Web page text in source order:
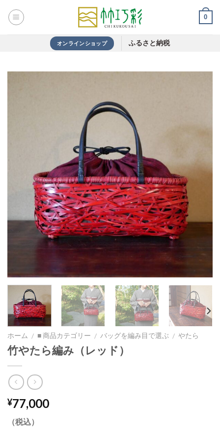
0
オンラインショップ ふるさと納税
ホーム / ■ 商品カテゴリー / バッグを編み目で選ぶ / やたら
竹やたら編み（レッド）
¥77,000
（税込）